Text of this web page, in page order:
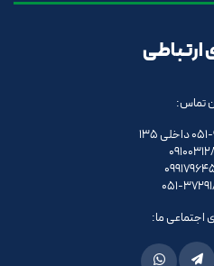
ارتباطی
تماس:
135
051-
اجتماعی ما: